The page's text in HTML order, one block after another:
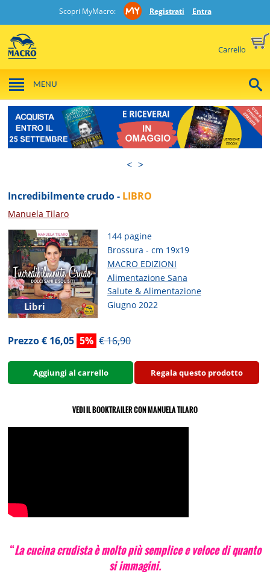
Scopri MyMacro: Registrati Entra
Carrello
MENU
< >
Incredibilmente crudo - LIBRO
Manuela Tilaro
Libri
144 pagine
Brossura - cm 19x19
MACRO EDIZIONI
Alimentazione Sana
Salute & Alimentazione
Giugno 2022
Prezzo € 16,05 5% € 16,90
Aggiungi al carrello Regala questo prodotto
VEDI IL BOOKTRAILER CON MANUELA TILARO
“La cucina crudista è molto più semplice e veloce di quanto
si immagini.